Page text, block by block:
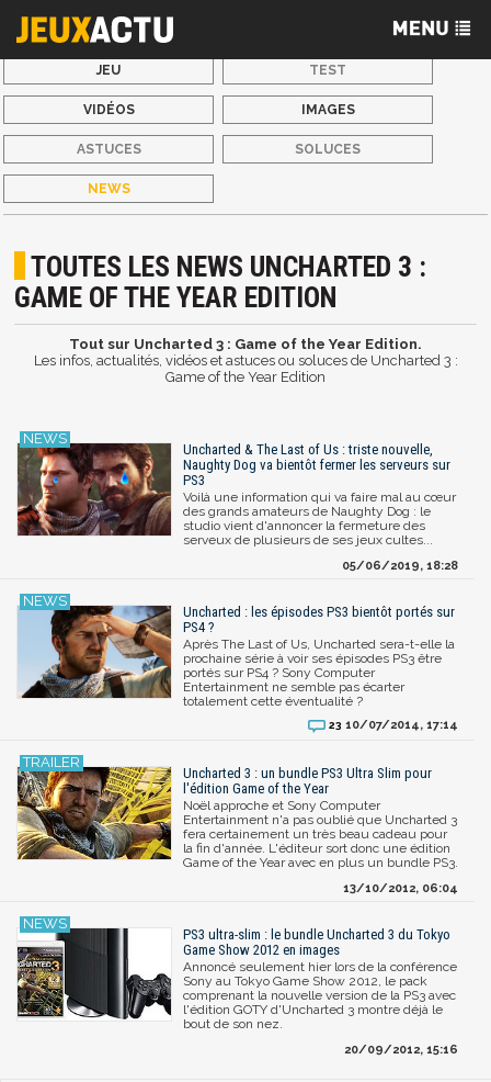
JEU TEST
VIDÉOS IMAGES
ASTUCES SOLUCES
NEWS
TOUTES LES NEWS UNCHARTED 3 :
GAME OF THE YEAR EDITION
Tout sur Uncharted 3 : Game of the Year Edition.
Les infos, actualités, vidéos et astuces ou soluces de Uncharted 3 :
Game of the Year Edition
Uncharted & The Last of Us : triste nouvelle,
Naughty Dog va bientôt fermer les serveurs sur
PS3
Voilà une information qui va faire mal au cœur
des grands amateurs de Naughty Dog : le
studio vient d'annoncer la fermeture des
serveux de plusieurs de ses jeux cultes...
05/06/2019, 18:28
Uncharted : les épisodes PS3 bientôt portés sur
PS4 ?
Après The Last of Us, Uncharted sera-t-elle la
prochaine série à voir ses épisodes PS3 être
portés sur PS4 ? Sony Computer
Entertainment ne semble pas écarter
totalement cette éventualité ?
23 10/07/2014, 17:14
Uncharted 3 : un bundle PS3 Ultra Slim pour
l'édition Game of the Year
Noël approche et Sony Computer
Entertainment n'a pas oublié que Uncharted 3
fera certainement un très beau cadeau pour
la fin d'année. L'éditeur sort donc une édition
Game of the Year avec en plus un bundle PS3.
13/10/2012, 06:04
PS3 ultra-slim : le bundle Uncharted 3 du Tokyo
Game Show 2012 en images
Annoncé seulement hier lors de la conférence
Sony au Tokyo Game Show 2012, le pack
comprenant la nouvelle version de la PS3 avec
l'édition GOTY d'Uncharted 3 montre déjà le
bout de son nez.
20/09/2012, 15:16